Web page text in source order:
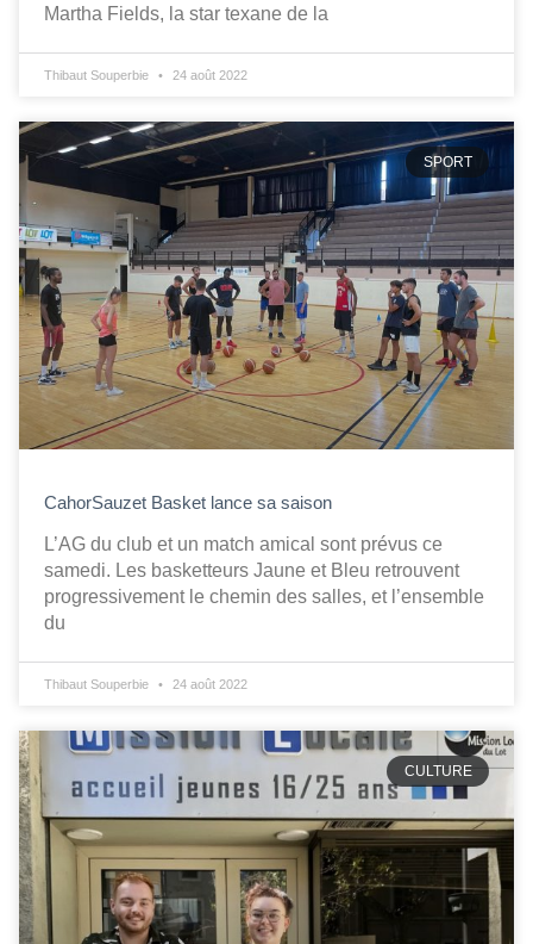
Martha Fields, la star texane de la
Thibaut Souperbie 24 août 2022
SPORT
CahorSauzet Basket lance sa saison
L’AG du club et un match amical sont prévus ce
samedi. Les basketteurs Jaune et Bleu retrouvent
progressivement le chemin des salles, et l’ensemble
du
Thibaut Souperbie 24 août 2022
CULTURE